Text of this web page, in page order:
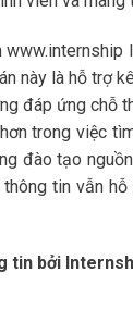
này là hỗ trợ
đáp ứng chỗ
trong việc
đào tạo
tin vẫn
tin bởi